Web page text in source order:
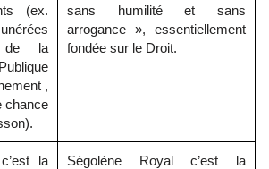
(ex.
de la
,
chance
sans humilité et sans
arrogance », essentiellement
fondée sur le Droit.
la
Ségolène Royal c’est la